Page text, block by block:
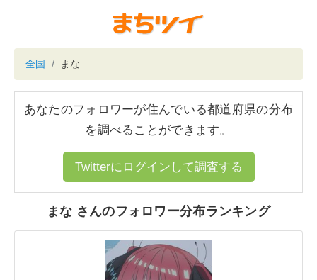
全国 まな
あなたのフォロワーが住んでいる都道府県の分布
を調べることができます。
Twitterにログインして調査する
まな さんのフォロワー分布ランキング